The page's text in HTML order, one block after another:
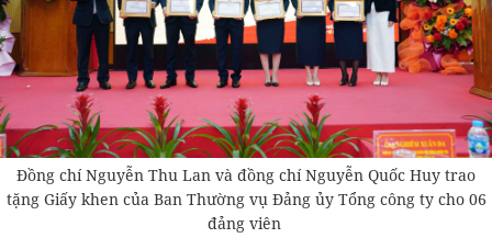
Đồng chí Nguyễn Thu Lan và đồng chí Nguyễn Quốc Huy trao
tặng Giấy khen của Ban Thường vụ Đảng ủy Tổng công ty cho 06
đảng viên